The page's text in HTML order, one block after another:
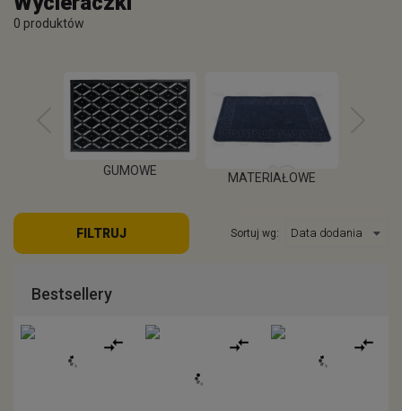
0 produktów
WIĘCEJ
GUMOWE
WIĘCEJ
MATERIAŁOWE
FILTRUJ Sortuj wg:
Bestsellery